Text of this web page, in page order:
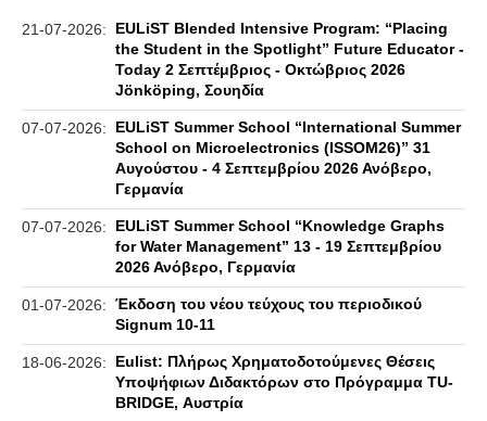
21-07-2026:
EULiST Blended Intensive Program: “Placing
the Student in the Spotlight” Future Educator -
Today 2 Σεπτέμβριος - Οκτώβριος 2026
Jönköping, Σουηδία
07-07-2026:
EULiST Summer School “International Summer
School on Microelectronics (ISSOM26)” 31
Αυγούστου - 4 Σεπτεμβρίου 2026 Ανόβερο,
Γερμανία
07-07-2026:
EULiST Summer School “Knowledge Graphs
for Water Management” 13 - 19 Σεπτεμβρίου
2026 Ανόβερο, Γερμανία
01-07-2026: Έκδοση του νέου τεύχους του περιοδικού
Signum 10-11
18-06-2026:
Eulist: Πλήρως Χρηματοδοτούμενες Θέσεις
Υποψήφιων Διδακτόρων στο Πρόγραμμα TU-
BRIDGE, Αυστρία